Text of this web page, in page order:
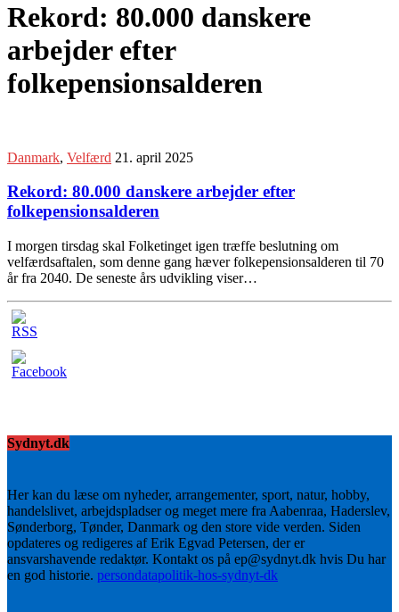
Rekord: 80.000 danskere
arbejder efter
folkepensionsalderen
Danmark, Velfærd 21. april 2025
Rekord: 80.000 danskere arbejder efter
folkepensionsalderen
I morgen tirsdag skal Folketinget igen træffe beslutning om
velfærdsaftalen, som denne gang hæver folkepensionsalderen til 70
år fra 2040. De seneste års udvikling viser…
Sydnyt.dk
Her kan du læse om nyheder, arrangementer, sport, natur, hobby,
handelslivet, arbejdspladser og meget mere fra Aabenraa, Haderslev,
Sønderborg, Tønder, Danmark og den store vide verden. Siden
opdateres og redigeres af Erik Egvad Petersen, der er
ansvarshavende redaktør. Kontakt os på ep@sydnyt.dk hvis Du har
en god historie. persondatapolitik-hos-sydnyt-dk